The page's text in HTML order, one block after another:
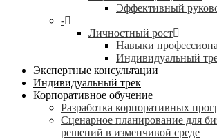
Эффективный
-
Личностный рост
Навыки
Индивидуальный
Экспертные консультации
Индивидуальный трек
Корпоративное обучение
Разработка корпоративных
Сценарное планирование для
решений в изменчивой среде